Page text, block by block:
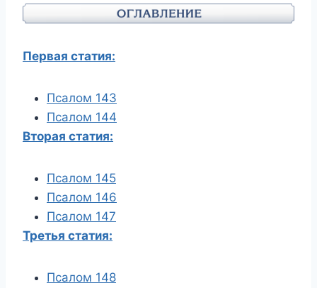
Первая статия:
Псалом 143
Псалом 144
Вторая статия:
Псалом 145
Псалом 146
Псалом 147
Третья статия:
Псалом 148